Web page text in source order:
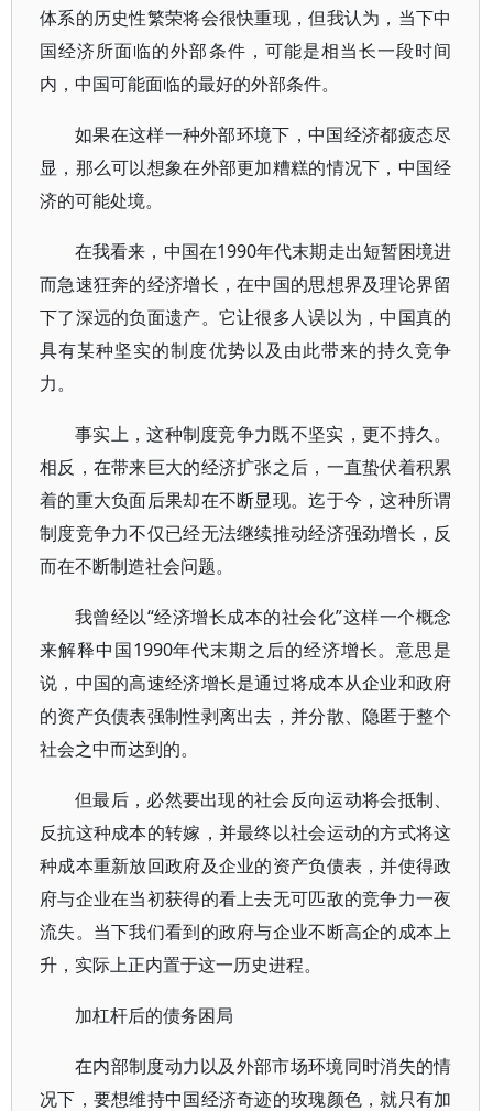
体系的历史性繁荣将会很快重现，但我认为，当下中
国经济所面临的外部条件，可能是相当长一段时间
内，中国可能面临的最好的外部条件。
如果在这样一种外部环境下，中国经济都疲态尽
显，那么可以想象在外部更加糟糕的情况下，中国经
济的可能处境。
在我看来，中国在1990年代末期走出短暂困境进
而急速狂奔的经济增长，在中国的思想界及理论界留
下了深远的负面遗产。它让很多人误以为，中国真的
具有某种坚实的制度优势以及由此带来的持久竞争
力。
事实上，这种制度竞争力既不坚实，更不持久。
相反，在带来巨大的经济扩张之后，一直蛰伏着积累
着的重大负面后果却在不断显现。迄于今，这种所谓
制度竞争力不仅已经无法继续推动经济强劲增长，反
而在不断制造社会问题。
我曾经以“经济增长成本的社会化”这样一个概念
来解释中国1990年代末期之后的经济增长。意思是
说，中国的高速经济增长是通过将成本从企业和政府
的资产负债表强制性剥离出去，并分散、隐匿于整个
社会之中而达到的。
但最后，必然要出现的社会反向运动将会抵制、
反抗这种成本的转嫁，并最终以社会运动的方式将这
种成本重新放回政府及企业的资产负债表，并使得政
府与企业在当初获得的看上去无可匹敌的竞争力一夜
流失。当下我们看到的政府与企业不断高企的成本上
升，实际上正内置于这一历史进程。
加杠杆后的债务困局
在内部制度动力以及外部市场环境同时消失的情
况下，要想维持中国经济奇迹的玫瑰颜色，就只有加